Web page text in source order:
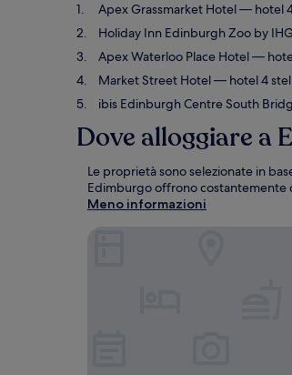
Apex Grassmarket Hotel— hotel
Holiday Inn Edinburgh Zoo by
Apex Waterloo Place Hotel—
Market Street Hotel— hotel 4
ibis Edinburgh Centre South
Dove alloggiare a
Le proprietà sono selezionate in
Edimburgo offrono costantemente
Meno informazioni